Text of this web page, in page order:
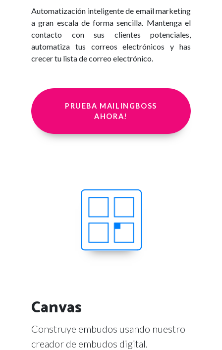
Automatización inteligente de email marketing
a gran escala de forma sencilla. Mantenga el
contacto con sus clientes potenciales,
automatiza tus correos electrónicos y has
crecer tu lista de correo electrónico.
PRUEBA MAILINGBOSS
AHORA!
Canvas
Construye embudos usando nuestro
creador de embudos digital.